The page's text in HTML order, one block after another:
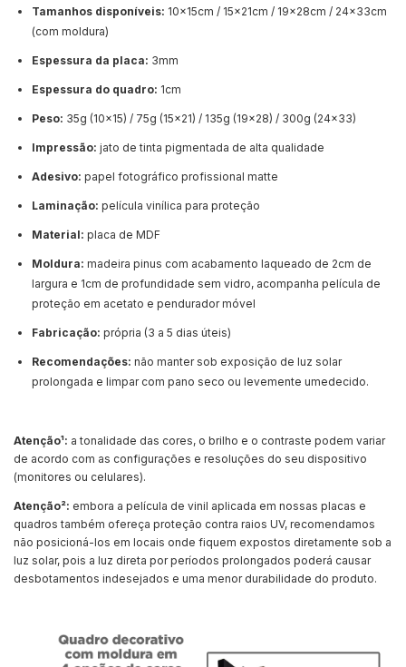
Tamanhos disponíveis: 10x15cm / 15x21cm / 19x28cm / 24x33cm
(com moldura)
Espessura da placa: 3mm
Espessura do quadro: 1cm
Peso: 35g (10x15) / 75g (15x21) / 135g (19x28) / 300g (24x33)
Impressão: jato de tinta pigmentada de alta qualidade
Adesivo: papel fotográfico profissional matte
Laminação: película vinílica para proteção
Material: placa de MDF
Moldura: madeira pinus com acabamento laqueado de 2cm de
largura e 1cm de profundidade sem vidro, acompanha película de
proteção em acetato e pendurador móvel
Fabricação: própria (3 a 5 dias úteis)
Recomendações: não manter sob exposição de luz solar
prolongada e limpar com pano seco ou levemente umedecido.
Atenção¹: a tonalidade das cores, o brilho e o contraste podem variar
de acordo com as configurações e resoluções do seu dispositivo
(monitores ou celulares).
Atenção²: embora a película de vinil aplicada em nossas placas e
quadros também ofereça proteção contra raios UV, recomendamos
não posicioná-los em locais onde fiquem expostos diretamente sob a
luz solar, pois a luz direta por períodos prolongados poderá causar
desbotamentos indesejados e uma menor durabilidade do produto.